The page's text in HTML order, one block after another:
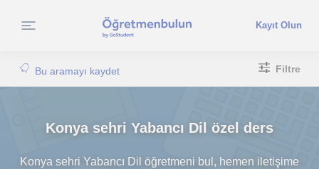
Kayıt Olun
Bu aramayı kaydet Filtre
Konya sehri Yabancı Dil özel ders
Konya sehri Yabancı Dil öğretmeni bul, hemen iletişime